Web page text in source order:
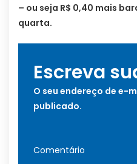
– ou seja R$ 0,40 mais
quarta.
Escreva
O seu endereço de e-
publicado.
Comentário